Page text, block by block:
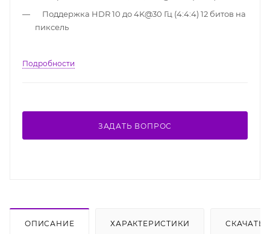
Поддержка HDR 10 до 4K@30 Гц (4:4:4) 12 битов на
пиксель
Подробности
ЗАДАТЬ ВОПРОС
ОПИСАНИЕ ХАРАКТЕРИСТИКИ СКАЧАТЬ